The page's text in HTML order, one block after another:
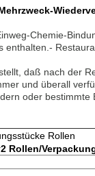
Chemie-
daß nach der
und überall
oder
Rollen
2 Rollen/